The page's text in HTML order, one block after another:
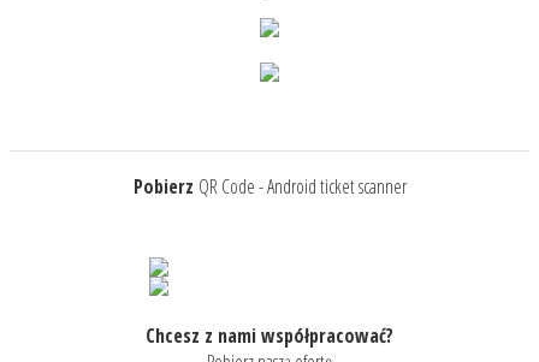
Pobierz QR Code - Android ticket scanner
Chcesz z nami współpracować?